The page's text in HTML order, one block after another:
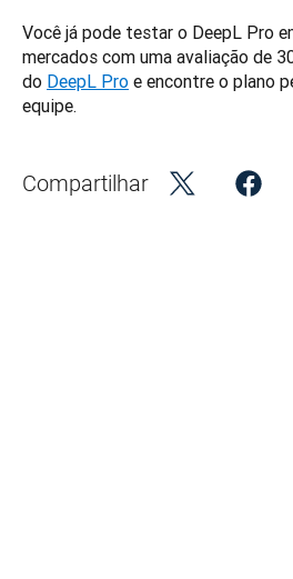
Você já pode testar o DeepL Pro
mercados com uma avaliação de
do DeepL Pro e encontre o plano
equipe.
Compartilhar